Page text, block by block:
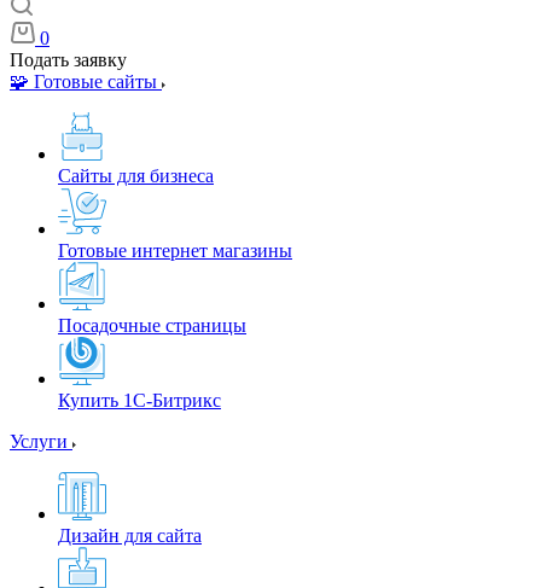
0
Подать заявку
🧩 Готовые сайты
Сайты для бизнеса
Готовые интернет магазины
Посадочные страницы
Купить 1С-Битрикс
Услуги
Дизайн для сайта